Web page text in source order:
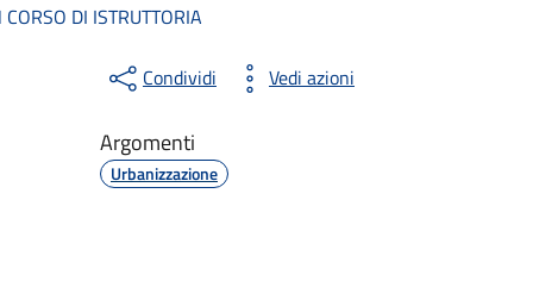
DI ISTRUTTORIA
Condividi Vedi azioni
Argomenti
Urbanizzazione